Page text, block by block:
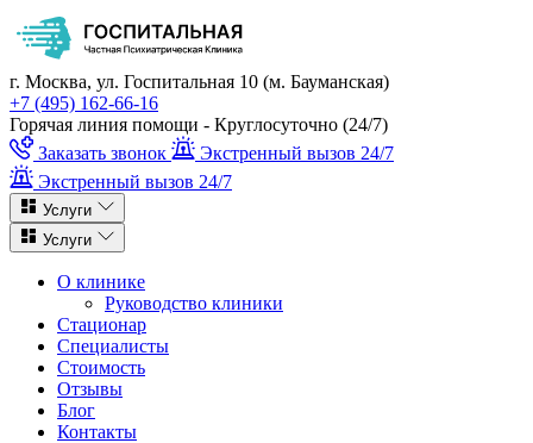
г. Москва, ул. Госпитальная 10 (м. Бауманская)
+7 (495) 162-66-16
Горячая линия помощи - Круглосуточно (24/7)
Заказать звонок
Экстренный вызов 24/7
Экстренный вызов 24/7
Услуги
Услуги
О клинике
Руководство клиники
Стационар
Специалисты
Стоимость
Отзывы
Блог
Контакты